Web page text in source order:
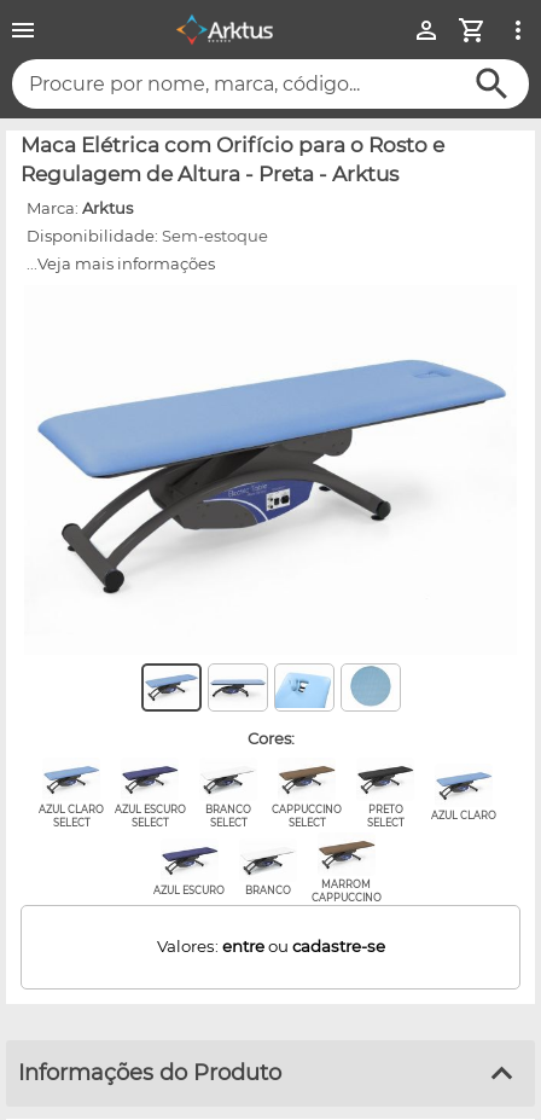
Procure por nome, marca, código...
Maca Elétrica com Orifício para o Rosto e
Regulagem de Altura - Preta - Arktus
Marca: Arktus
Disponibilidade: Sem-estoque
...Veja mais informações
cores:
AZUL CLARO
SELECT
AZUL ESCURO
SELECT
BRANCO
SELECT
CAPPUCCINO
SELECT
PRETO
SELECT
AZUL CLARO
AZUL ESCURO BRANCO
MARROM
CAPPUCCINO
Valores: entreou cadastre-se
Informações do Produto